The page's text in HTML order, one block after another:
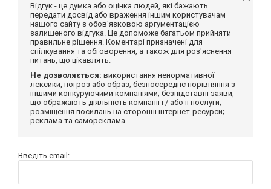
Відгук - це думка або оцінка людей, які бажають
передати досвід або враження іншим користувачам
нашого сайту з обов'язковою аргументацією
залишеного відгука. Це допоможе багатьом прийняти
правильне рішення. Коментарі призначені для
спілкування та обговорення, а також для роз'яснення
питань, що цікавлять.
Не дозволяється: використання ненормативної
лексики, погроз або образ; безпосереднє порівняння з
іншими конкуруючими компаніями; безпідставні заяви,
що ображають діяльність компанії і / або її послуги;
розміщення посилань на сторонні інтернет-ресурси;
реклама та самореклама.
Введіть email: